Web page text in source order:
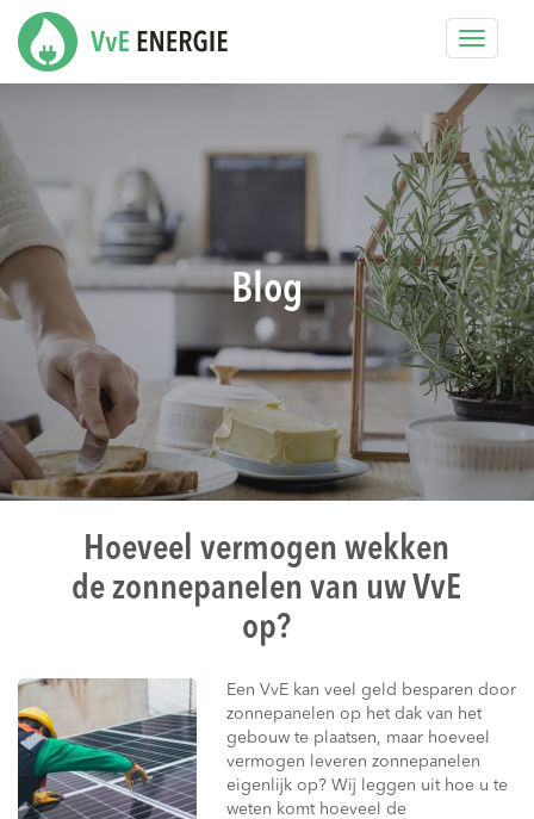
Toggle
Blog
Hoeveel vermogen wekken
de zonnepanelen van uw VvE
op?
Een VvE kan veel geld besparen door
zonnepanelen op het dak van het
gebouw te plaatsen, maar hoeveel
vermogen leveren zonnepanelen
eigenlijk op? Wij leggen uit hoe u te
weten komt hoeveel de